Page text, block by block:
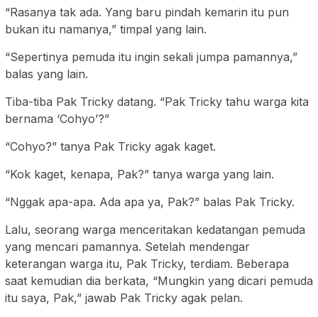
“Rasanya tak ada. Yang baru pindah kemarin itu pun
bukan itu namanya,” timpal yang lain.
“Sepertinya pemuda itu ingin sekali jumpa pamannya,”
balas yang lain.
Tiba-tiba Pak Tricky datang. “Pak Tricky tahu warga kita
bernama ‘Cohyo’?”
“Cohyo?” tanya Pak Tricky agak kaget.
“Kok kaget, kenapa, Pak?” tanya warga yang lain.
“Nggak apa-apa. Ada apa ya, Pak?” balas Pak Tricky.
Lalu, seorang warga menceritakan kedatangan pemuda
yang mencari pamannya. Setelah mendengar
keterangan warga itu, Pak Tricky, terdiam. Beberapa
saat kemudian dia berkata, “Mungkin yang dicari pemuda
itu saya, Pak,” jawab Pak Tricky agak pelan.